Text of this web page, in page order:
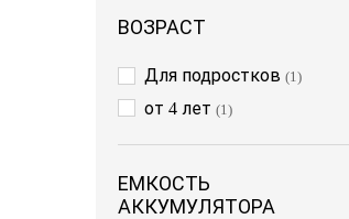
ВОЗРАСТ
Для подростков (1)
от 4 лет (1)
ЕМКОСТЬ
АККУМУЛЯТОРА